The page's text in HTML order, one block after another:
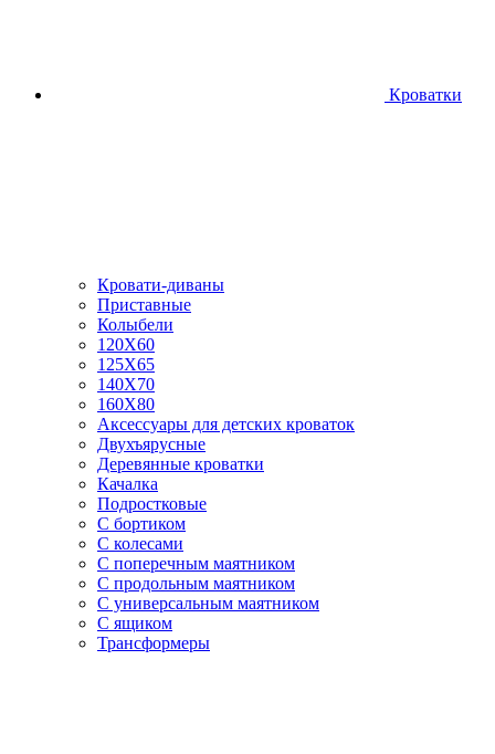
Кроватки
Кровати-диваны
Приставные
Колыбели
120Х60
125X65
140Х70
160Х80
Аксессуары для детских кроваток
Двухъярусные
Деревянные кроватки
Качалка
Подростковые
С бортиком
С колесами
С поперечным маятником
С продольным маятником
С универсальным маятником
С ящиком
Трансформеры